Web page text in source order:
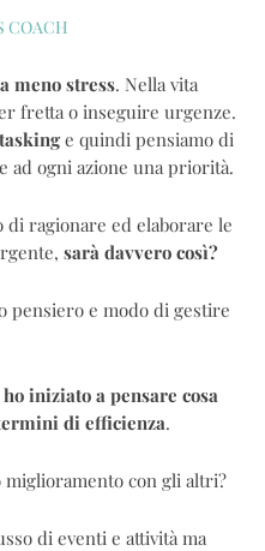
COACH
meno stress. Nella vita
fretta o inseguire urgenze.
e quindi pensiamo di
ad ogni azione una priorità.
di ragionare ed elaborare le
sarà davvero così?
pensiero e modo di gestire
ho iniziato a pensare cosa
di efficienza.
miglioramento con gli altri?
di eventi e attività ma